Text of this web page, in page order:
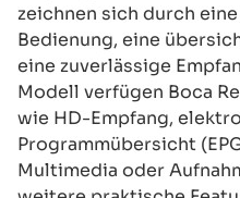
zeichnen sich durch
Bedienung, eine
eine zuverlässige
Modell verfügen Boca
wie HD-Empfang,
Programmübersicht
Multimedia oder